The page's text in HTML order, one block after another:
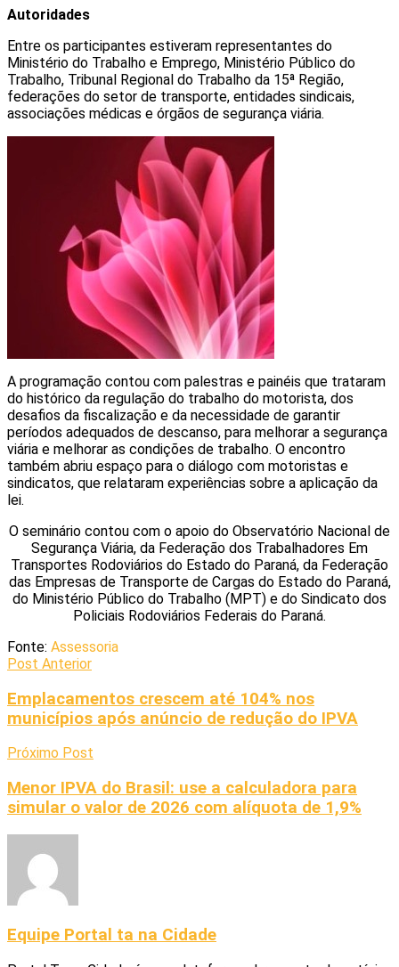
Autoridades
Entre os participantes estiveram representantes do
Ministério do Trabalho e Emprego, Ministério Público do
Trabalho, Tribunal Regional do Trabalho da 15ª Região,
federações do setor de transporte, entidades sindicais,
associações médicas e órgãos de segurança viária.
A programação contou com palestras e painéis que trataram
do histórico da regulação do trabalho do motorista, dos
desafios da fiscalização e da necessidade de garantir
períodos adequados de descanso, para melhorar a segurança
viária e melhorar as condições de trabalho. O encontro
também abriu espaço para o diálogo com motoristas e
sindicatos, que relataram experiências sobre a aplicação da
lei.
O seminário contou com o apoio do Observatório Nacional de
Segurança Viária, da Federação dos Trabalhadores Em
Transportes Rodoviários do Estado do Paraná, da Federação
das Empresas de Transporte de Cargas do Estado do Paraná,
do Ministério Público do Trabalho (MPT) e do Sindicato dos
Policiais Rodoviários Federais do Paraná.
Fonte: Assessoria
Post Anterior
Emplacamentos crescem até 104% nos
municípios após anúncio de redução do IPVA
Próximo Post
Menor IPVA do Brasil: use a calculadora para
simular o valor de 2026 com alíquota de 1,9%
Equipe Portal ta na Cidade